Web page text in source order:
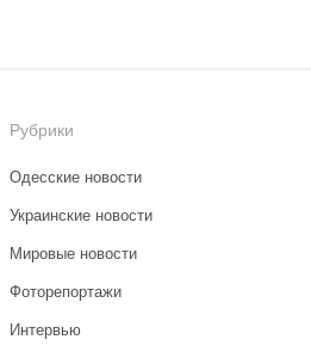
Рубрики
Одесские новости
Украинские новости
Мировые новости
Фоторепортажи
Интервью